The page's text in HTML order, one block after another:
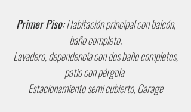
Primer Piso:Habitación principal con balcón,
baño completo.
Lavadero, dependencia con dos baño completos,
patio con pérgola
Estacionamiento semi cubierto, Garage